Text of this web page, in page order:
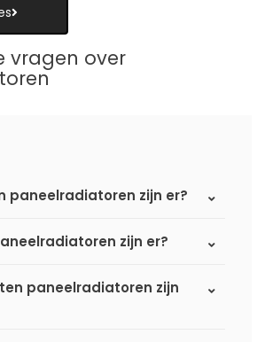
vragen over
paneelradiatoren zijn er?
zijn er?
paneelradiatoren zijn